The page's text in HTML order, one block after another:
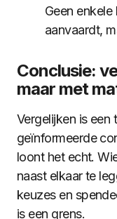
Geen
aanvaardt,
Conclusie:
maar met
Vergelijken is een
geïnformeerde
loont het echt.
naast elkaar te
keuzes en
is een grens.